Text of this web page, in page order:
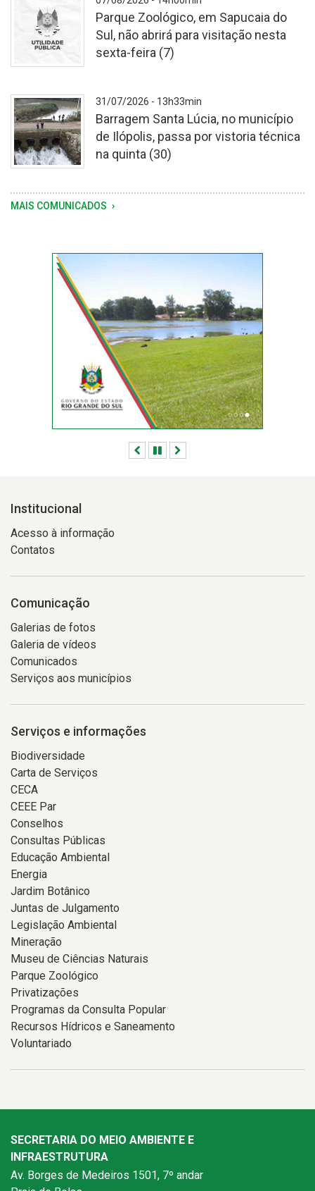
-
Parque Zoológico, em Sapucaia do
Sul, não abrirá para visitação nesta
sexta-feira (7)
Vistoria
foi
sequência
31/07/2026 - 13h33min
Barragem Santa Lúcia, no município
de Ilópolis, passa por vistoria técnica
na quinta (30)
MAIS COMUNICADOS
AnteriorPausar
Institucional
Acesso à informação
Contatos
Comunicação
Galerias de fotos
Galeria de vídeos
Comunicados
Serviços aos municípios
Serviços e informações
Biodiversidade
Carta de Serviços
CECA
CEEE Par
Conselhos
Consultas Públicas
Educação Ambiental
Energia
Jardim Botânico
Juntas de Julgamento
Legislação Ambiental
Mineração
Museu de Ciências Naturais
Parque Zoológico
Privatizações
Programas da Consulta Popular
Recursos Hídricos e Saneamento
Voluntariado
SECRETARIA DO MEIO AMBIENTE E
INFRAESTRUTURA
Av. Borges de Medeiros 1501, 7º andar